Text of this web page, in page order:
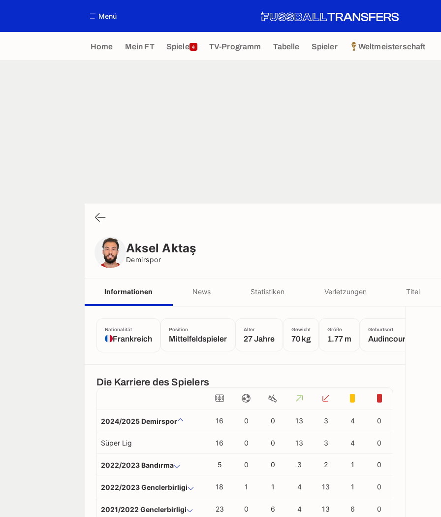
Menü
Home Mein FT Spiele 4 TV-Programm Tabelle Spieler Weltmeisterschaft
Aksel Aktaş
Demirspor
Informationen News Statistiken Verletzungen Titel
Nationalität
Frankreich
Position
Mittelfeldspieler
Alter
27 Jahre
Gewicht
70 kg
Größe
1.77 m
Geburtsort
Audincourt
Die Karriere des Spielers
2024/2025 Demirspor 16 0 0 13 3 4 0
Süper Lig 16 0 0 13 3 4 0
2022/2023 Bandırma 5 0 0 3 2 1 0
2022/2023 Genclerbirligi 18 1 1 4 13 1 0
2021/2022 Genclerbirligi 23 0 6 4 13 6 0